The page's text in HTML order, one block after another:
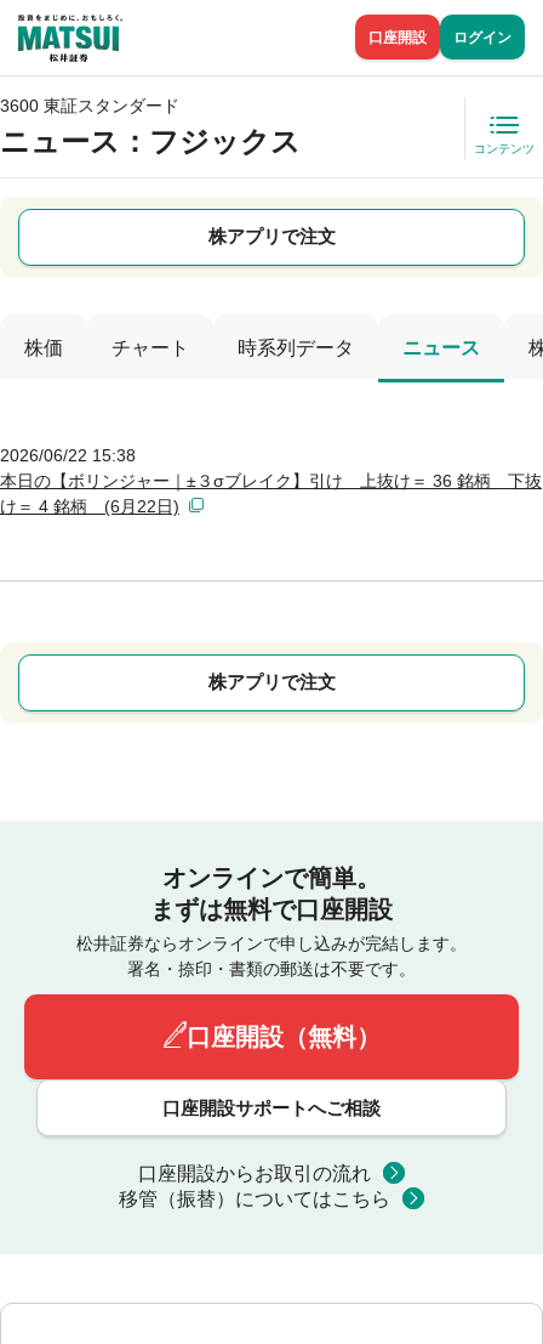
口座開設 ログイン
3600 東証スタンダード
ニュース ：フジックス コンテンツ
株アプリで注文
株価 チャート 時系列データ ニュース
2026/06/22 15:38
本日の【ボリンジャー｜±３σブレイク】引け 上抜け＝ 36 銘柄 下抜
け＝ 4 銘柄 (6月22日)
株アプリで注文
オンラインで簡単。
まずは無料で口座開設
松井証券ならオンラインで申し込みが完結します。
署名・捺印・書類の郵送は不要です。
口座開設（無料）
口座開設サポートへご相談
口座開設からお取引の流れ
移管（振替）についてはこちら